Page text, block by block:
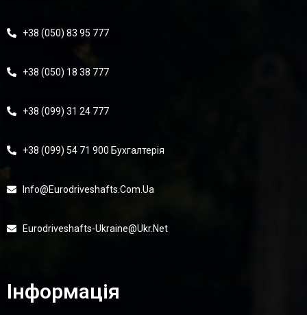
+38 (050) 83 95 777
+38 (050) 18 38 777
+38 (099) 31 24 777
+38 (099) 54 71 900 Бухгалтерія
Info@eurodriveshafts.com.ua
Eurodriveshafts-Ukraine@ukr.net
Інформація